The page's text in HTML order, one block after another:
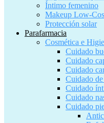
Íntimo femenino
Makeup Low-
Protección solar
Parafarmacia
Cosmética e
Cuidado
Cuidado
Cuidado
Cuidado
Cuidado
Cuidado
Cuidado